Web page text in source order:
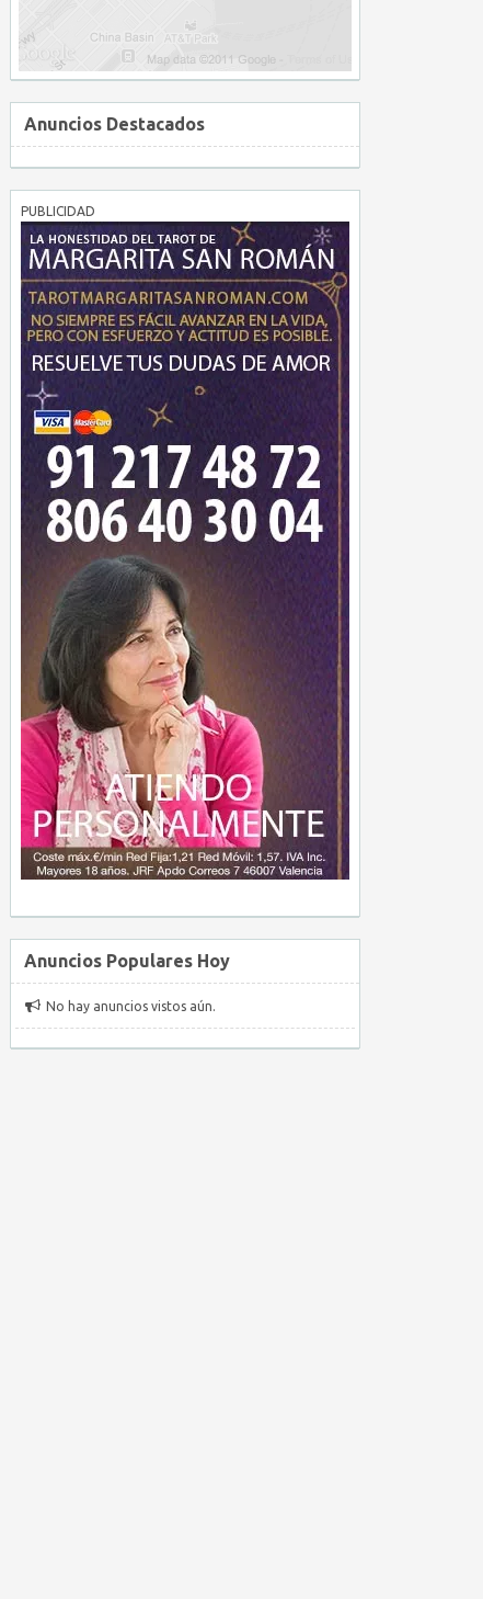
Anuncios Destacados
PUBLICIDAD
Anuncios Populares Hoy
No hay anuncios vistos aún.